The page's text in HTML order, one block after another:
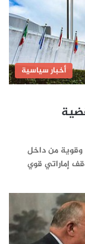
أخبار سياسية
وقوية من داخل
إماراتي قوي